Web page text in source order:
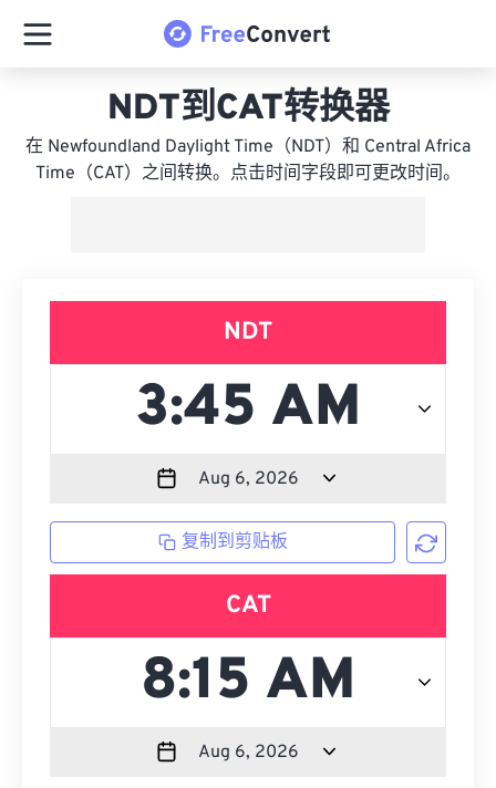
NDT到CAT转换器
在 Newfoundland Daylight Time（NDT）和 Central Africa
Time（CAT）之间转换。点击时间字段即可更改时间。
NDT
复制到剪贴板
CAT